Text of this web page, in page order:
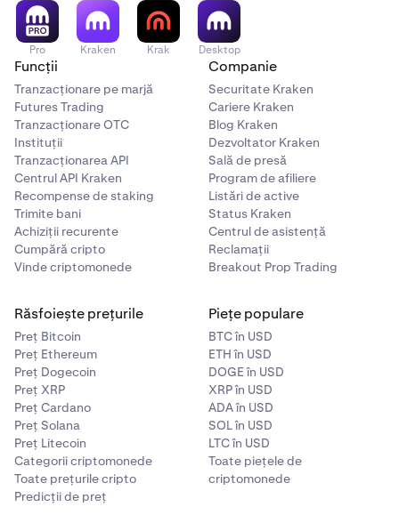
6 Felicitări, depunerea ta este finalizată!
ta ar trebui să seproceseze în câteva minute
întâmpini întârzieri, te rugăm săcontactezi echipa
noastră de asistență
Odată ce ai introdus suma, atinge
În cele din urmă, de pe pagina de Revizuire, bifează
pur și simplu
după ce ai citit declinarea
responsabilității și
glisează pentru a confirma
depunerea ta instantanee.
8 Felicitări, depunerea ta este finalizată!Depunerea
ta ar trebui să se
proceseze în câteva minute
Pro Kraken Krak Desktop
Funcții
Tranzacționare pe marjă
Futures Trading
Tranzacționare OTC
Instituții
Tranzacționarea API
Centrul API Kraken
Recompense de staking
Trimite bani
Achiziții recurente
Cumpără cripto
Vinde criptomonede
Companie
Securitate Kraken
Cariere Kraken
Blog Kraken
Dezvoltator Kraken
Sală de presă
Program de afiliere
Listări de active
Status Kraken
Centrul de asistență
Reclamații
Breakout Prop Trading
Răsfoiește prețurile
Preț Bitcoin
Preț Ethereum
Preț Dogecoin
Preț XRP
Preț Cardano
Preț Solana
Preț Litecoin
Categorii criptomonede
Toate prețurile cripto
Predicții de preț
Piețe populare
BTC în USD
ETH în USD
DOGE în USD
XRP în USD
ADA în USD
SOL în USD
LTC în USD
Toate piețele de
criptomonede